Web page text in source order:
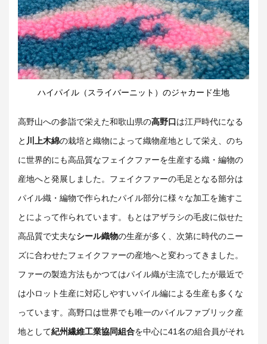
ハイパイル（スライバーニット）のジャカード生地
高野山への参詣で栄えた和歌山県の高野口は江戸時代になる
と 川上木綿の栽培と織物によって織物産地として栄え、のち
に世界的にも高品質なフェイクファーを生産する織・編物の
産地へと発展しました。フェイクファーの毛足となる部分は
パイル織・編物で作られたパイル部分に様々な加工を施すこ
とによって作られています。もとはアザラシの毛皮に似せた
高品質で丈夫なシール織物の生産が多く、次第に時代のニー
ズに合わせたフェイクファーの産地へと変わってきました。
ファーの製造方法もかつてはパイル織が主流でしたが最近で
は小ロット生産に対応しやすいパイル編による生産も多くな
っています。高野口は世界でも唯一のパイルファブリック産
地として紀州繊維工業協同組合を中心に41名の組合員がそれ